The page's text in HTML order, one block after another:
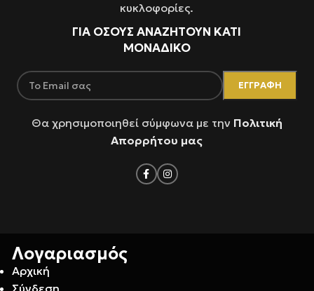
κυκλοφορίες.
ΓΙΑ ΌΣΟΥΣ ΑΝΑΖΗΤΟΥΝ ΚΑΤΙ
ΜΟΝΑΔΙΚΟ
Θα χρησιμοποιηθεί σύμφωνα με την Πολιτική
Απορρήτου μας
Λογαριασμός
Αρχική